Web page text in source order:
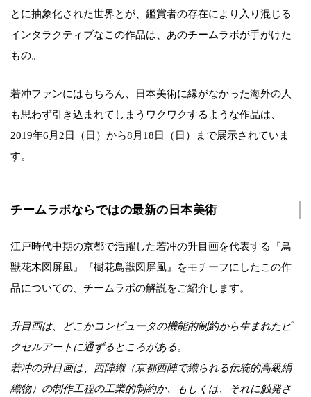
とに抽象化された世界とが、鑑賞者の存在により入り混じる
インタラクティブなこの作品は、あのチームラボが手がけた
もの。
若冲ファンにはもちろん、日本美術に縁がなかった海外の人
も思わず引き込まれてしまうワクワクするような作品は、
2019年6月2日（日）から8月18日（日）まで展示されていま
す。
チームラボならではの最新の日本美術
江戸時代中期の京都で活躍した若冲の升目画を代表する『鳥
獣花木図屏風』『樹花鳥獣図屏風』をモチーフにしたこの作
品についての、チームラボの解説をご紹介します。
升目画は、どこかコンピュータの機能的制約から生まれたピ
クセルアートに通ずるところがある。
若冲の升目画は、西陣織（京都西陣で織られる伝統的高級絹
織物）の制作工程の工業的制約か、もしくは、それに触発さ